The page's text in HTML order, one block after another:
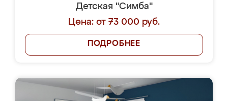
Детская "Симба"
Цена: от 73 000 руб.
ПОДРОБНЕЕ